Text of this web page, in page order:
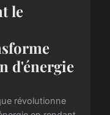
le
d'énergie
révolutionne